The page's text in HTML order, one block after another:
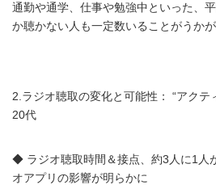
通勤や通学、仕事や勉強中といった、
か聴かない人も一定数いることがうかが
2.ラジオ聴取の変化と可能性： “アクテ
20代
◆ ラジオ聴取時間＆接点、約3人に1人
オアプリの影響が明らかに